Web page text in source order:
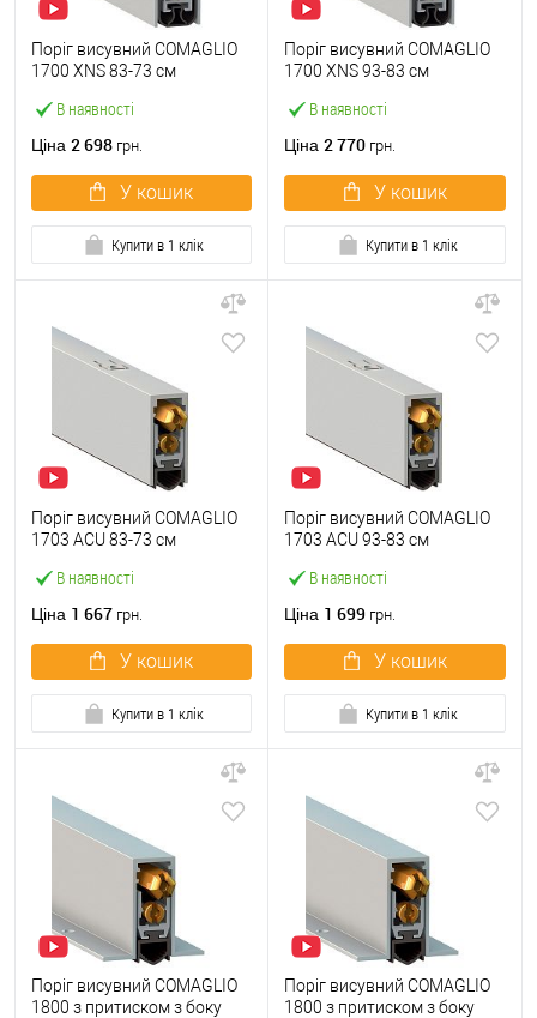
В наявності
Поріг висувний COMAGLIO
1700 XNS 83-73 см
Ціна 2 698 грн.
У кошик
Купити в 1 клік
В наявності
Поріг висувний COMAGLIO
1700 XNS 93-83 см
Ціна 2 770 грн.
У кошик
Купити в 1 клік
В наявності
Поріг висувний COMAGLIO
1703 ACU 83-73 см
Ціна 1 667 грн.
У кошик
Купити в 1 клік
В наявності
Поріг висувний COMAGLIO
1703 ACU 93-83 см
Ціна 1 699 грн.
У кошик
Купити в 1 клік
Поріг висувний COMAGLIO
1800 з притиском з боку
Поріг висувний COMAGLIO
1800 з притиском з боку